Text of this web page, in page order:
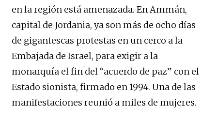
en la región está amenazada. En Ammán,
capital de Jordania, ya son más de ocho días
de gigantescas protestas en un cerco a la
Embajada de Israel, para exigir a la
monarquía el fin del “acuerdo de paz” con el
Estado sionista, firmado en 1994. Una de las
manifestaciones reunió a miles de mujeres.